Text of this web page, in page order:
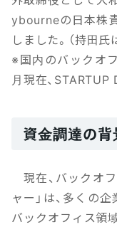
ybourneの日本株
しました。（持田
※国内のバックオ
月現在、STARTUP
資金調達の背
現在、バックオ
ャー」は、多くの
バックオフィス領